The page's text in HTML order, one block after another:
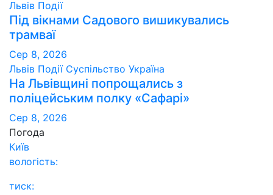
Львів Події
Під вікнами Садового вишикувались
трамваї
Сер 8, 2026
Львів Події Суспільство Україна
На Львівщині попрощались з
поліцейським полку «Сафарі»
Сер 8, 2026
Погода
Київ
вологість:
тиск: